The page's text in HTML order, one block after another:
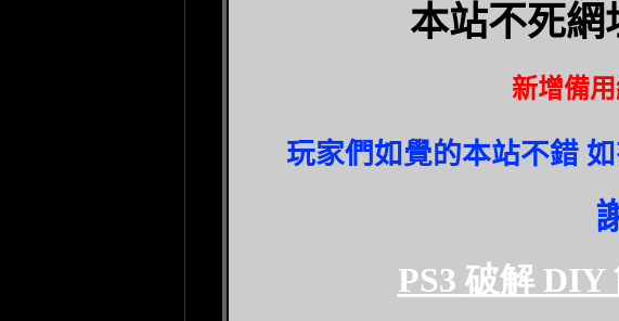
本站不死網
新增備
玩家們如覺的本站不錯
PS3 破解 DIY